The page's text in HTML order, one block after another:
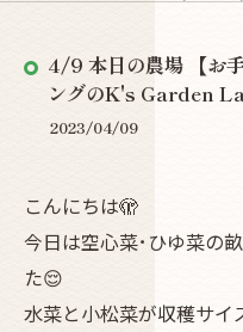
4/9 本日の農場 【お
ングのK's Garden
2023/04/09
こんにちは🫣
今日は空心菜･ひゆ菜の
た😌
水菜と小松菜が収穫サ